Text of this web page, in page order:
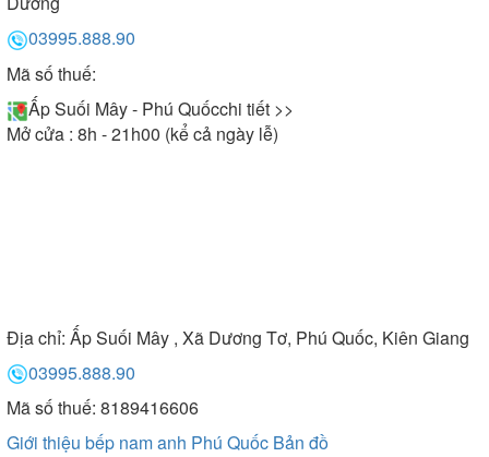
03995.888.90
Mã số thuế:
Ấp Suối Mây - Phú Quốcchi tiết >>
Mở cửa : 8h - 21h00 (kể cả ngày lễ)
Địa chỉ: Ấp Suối Mây , Xã Dương Tơ, Phú Quốc, Kiên Giang
03995.888.90
Mã số thuế: 8189416606
Giới thiệu bếp nam anh Phú Quốc Bản đồ